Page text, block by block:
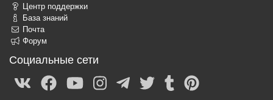
Центр поддержки
База знаний
Почта
Форум
Социальные сети